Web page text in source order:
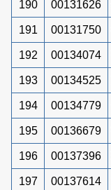
190 00131626
191 00131750
192 00134074
193 00134525
194 00134779
195 00136679
196 00137396
197 00137614